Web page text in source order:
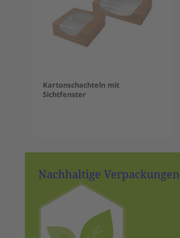
Kartonschachteln mit
Sichtfenster
1
Nachhaltige Verpackungen